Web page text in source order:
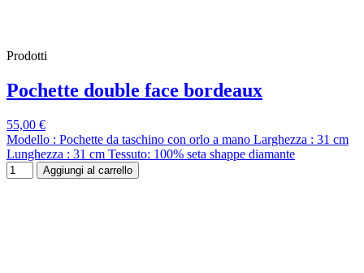
Prodotti
Pochette double face bordeaux
55,00 €
Modello : Pochette da taschino con orlo a mano Larghezza : 31 cm
Lunghezza : 31 cm Tessuto: 100% seta shappe diamante
Aggiungi al carrello